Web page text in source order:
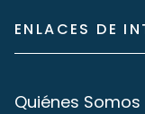
ENLACES DE
Quiénes Somos